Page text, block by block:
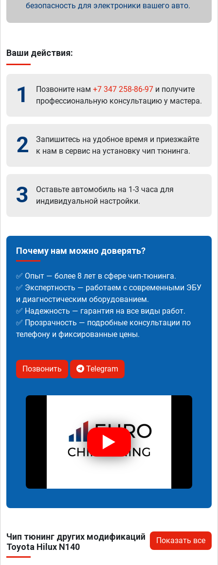
безопасность для электроники вашего авто.
Ваши действия:
1 Позвоните нам +7 347 258-86-97 и получите
профессиональную консультацию у мастера.
2
Запишитесь на удобное время и приезжайте
к нам в сервис на установку чип тюнинга.
3
Оставьте автомобиль на 1-3 часа для
индивидуальной настройки.
Почему нам можно доверять?
✅ Опыт — более 8 лет в сфере чип-тюнинга.
✅ Экспертность — работаем с современными ЭБУ
и диагностическим оборудованием.
✅ Надежность — гарантия на все виды работ.
✅ Прозрачность — подробные консультации по
телефону и фиксированные цены.
Позвонить Telegram
Чип тюнинг других модификаций
Toyota Hilux N140
Показать все